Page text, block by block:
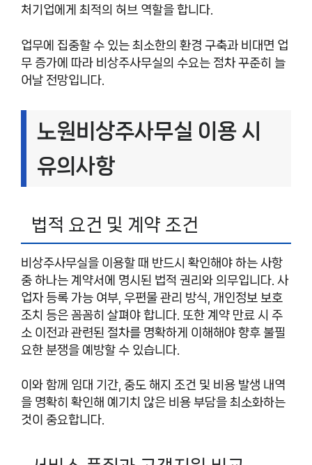
처기업에게 최적의 허브 역할을 합니다.
업무에 집중할 수 있는 최소한의 환경 구축과 비대면 업
무 증가에 따라 비상주사무실의 수요는 점차 꾸준히 늘
어날 전망입니다.
노원비상주사무실 이용 시
유의사항
법적 요건 및 계약 조건
비상주사무실을 이용할 때 반드시 확인해야 하는 사항
중 하나는 계약서에 명시된 법적 권리와 의무입니다. 사
업자 등록 가능 여부, 우편물 관리 방식, 개인정보 보호
조치 등은 꼼꼼히 살펴야 합니다. 또한 계약 만료 시 주
소 이전과 관련된 절차를 명확하게 이해해야 향후 불필
요한 분쟁을 예방할 수 있습니다.
이와 함께 임대 기간, 중도 해지 조건 및 비용 발생 내역
을 명확히 확인해 예기치 않은 비용 부담을 최소화하는
것이 중요합니다.